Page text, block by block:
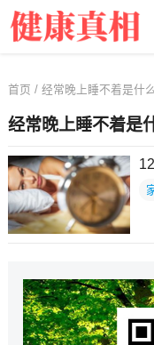
首页 / 经常晚上睡不着是什
经常晚上睡不着是